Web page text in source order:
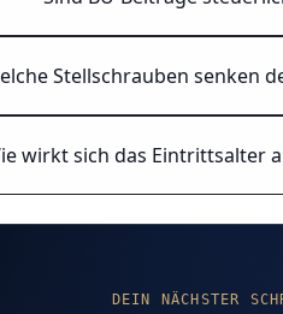
Stellschrauben senken
wirkt sich das Eintrittsalter
DEIN NÄCHSTER